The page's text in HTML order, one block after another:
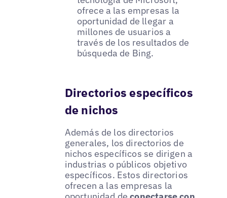
ofrece a las empresas la
oportunidad de llegar a
millones de usuarios a
través de los resultados de
búsqueda de Bing.
Directorios específicos
de nichos
Además de los directorios
generales, los directorios de
nichos específicos se dirigen a
industrias o públicos objetivo
específicos. Estos directorios
ofrecen a las empresas la